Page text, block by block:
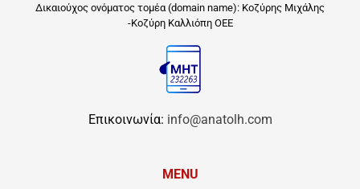
Δικαιούχος ονόματος τομέα (domain name): Κοζύρης Μιχάλης
-Κοζύρη Καλλιόπη ΟΕΕ
Επικοινωνία: info@anatolh.com
MENU